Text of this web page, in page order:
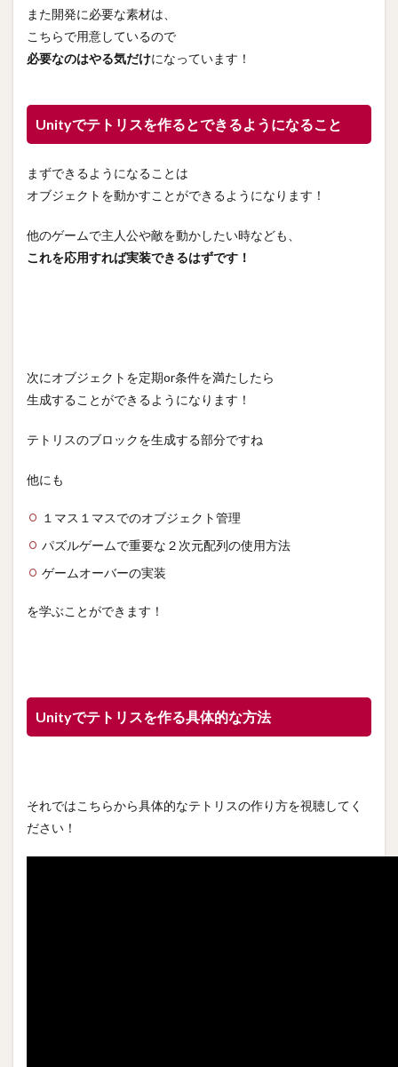
また開発に必要な素材は、
こちらで用意しているので
必要なのはやる気だけになっています！
Unityでテトリスを作るとできるようになること
まずできるようになることは
オブジェクトを動かすことができるようになります！
他のゲームで主人公や敵を動かしたい時なども、
これを応用すれば実装できるはずです！
次にオブジェクトを定期or条件を満たしたら
生成することができるようになります！
テトリスのブロックを生成する部分ですね
他にも
１マス１マスでのオブジェクト管理
パズルゲームで重要な２次元配列の使用方法
ゲームオーバーの実装
を学ぶことができます！
Unityでテトリスを作る具体的な方法
それではこちらから具体的なテトリスの作り方を視聴してく
ださい！